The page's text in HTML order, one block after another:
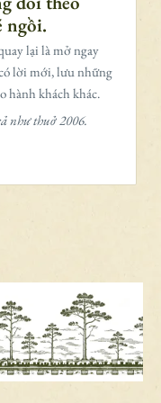
ngồi.
lại là mở ngay
lời mới, lưu những
hành khách khác.
như thuở 2006.